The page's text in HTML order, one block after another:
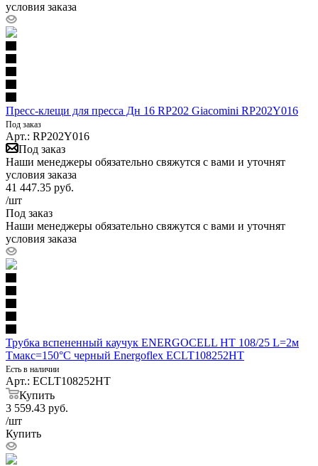
условия заказа
Пресс-клещи для пресса Дн 16 RP202 Giacomini RP202Y016
Под заказ
Арт.: RP202Y016
Под заказ
Наши менеджеры обязательно свяжутся с вами и уточнят
условия заказа
41 447.35 руб.
/шт
Под заказ
Наши менеджеры обязательно свяжутся с вами и уточнят
условия заказа
Трубка вспененный каучук ENERGOCELL HT 108/25 L=2м
Тмакс=150°C черный Energoflex ECLT108252HT
Есть в наличии
Арт.: ECLT108252HT
Купить
3 559.43 руб.
/шт
Купить